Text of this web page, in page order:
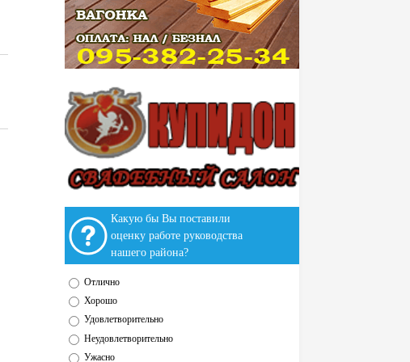
Какую бы Вы поставили
оценку работе руководства
нашего района?
Отлично
Хорошо
Удовлетворительно
Неудовлетворительно
Ужасно